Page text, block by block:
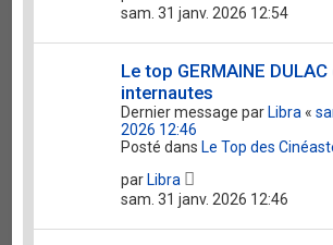
sam. 31 janv. 2026 12:54
Le top GERMAINE DULAC
internautes
Dernier message par Libra «
2026 12:46
Posté dans Le Top des
par Libra
sam. 31 janv. 2026 12:46